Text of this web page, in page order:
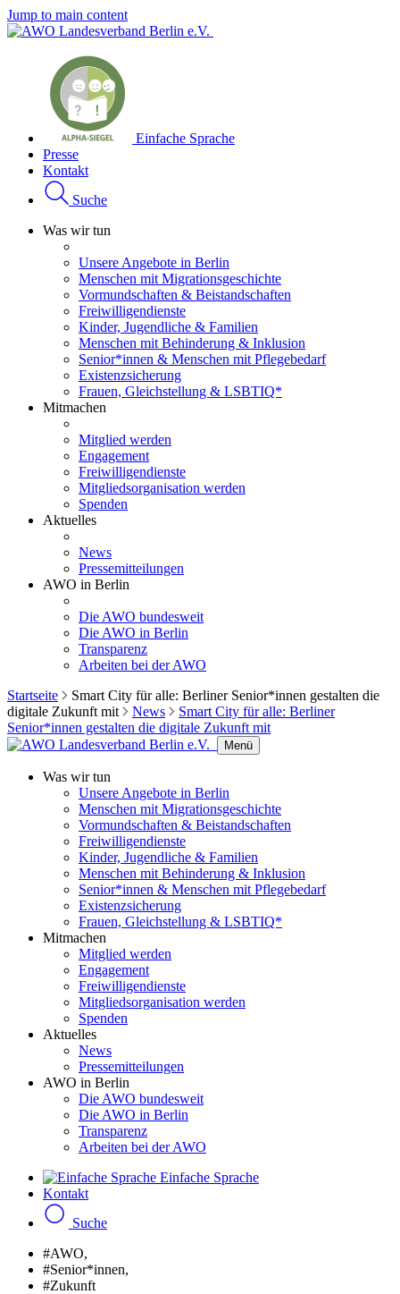
Jump to main content
Einfache Sprache
Presse
Kontakt
Suche
Was wir tun
Unsere Angebote in Berlin
Menschen mit Migrationsgeschichte
Vormundschaften & Beistandschaften
Freiwilligendienste
Kinder, Jugendliche & Familien
Menschen mit Behinderung & Inklusion
Senior*innen & Menschen mit Pflegebedarf
Existenzsicherung
Frauen, Gleichstellung & LSBTIQ*
Mitmachen
Mitglied werden
Engagement
Freiwilligendienste
Mitgliedsorganisation werden
Spenden
Aktuelles
News
Pressemitteilungen
AWO in Berlin
Die AWO bundesweit
Die AWO in Berlin
Transparenz
Arbeiten bei der AWO
Startseite
Smart City für alle: Berliner Senior*innen gestalten die
digitale Zukunft mit
News
Smart City für alle: Berliner
Senior*innen gestalten die digitale Zukunft mit
Menü
Was wir tun
Unsere Angebote in Berlin
Menschen mit Migrationsgeschichte
Vormundschaften & Beistandschaften
Freiwilligendienste
Kinder, Jugendliche & Familien
Menschen mit Behinderung & Inklusion
Senior*innen & Menschen mit Pflegebedarf
Existenzsicherung
Frauen, Gleichstellung & LSBTIQ*
Mitmachen
Mitglied werden
Engagement
Freiwilligendienste
Mitgliedsorganisation werden
Spenden
Aktuelles
News
Pressemitteilungen
AWO in Berlin
Die AWO bundesweit
Die AWO in Berlin
Transparenz
Arbeiten bei der AWO
Einfache Sprache
Kontakt
Suche
#AWO,
#Senior*innen,
#Zukunft